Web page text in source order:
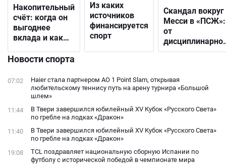
Накопительный
счёт: когда он
выгоднее
вклада и как
подходящий
Из каких
источников
финансируется
спорт
Скандал вокруг
Месси в «ПСЖ»:
от
решения до
фанатами
Новости спорта
07:02
Haier стала партнером AO 1 Point Slam, открывая
любительскому теннису путь на арену турнира «Большой
шлем»
11:44
В Твери завершился юбилейный XV Кубок «Русского Света»
по гребле на лодках «Дракон»
11:40
В Твери завершился юбилейный XV Кубок «Русского Света»
по гребле на лодках «Дракон»
19:08
TCL поздравляет национальную сборную Испании по
футболу с исторической победой в чемпионате мира